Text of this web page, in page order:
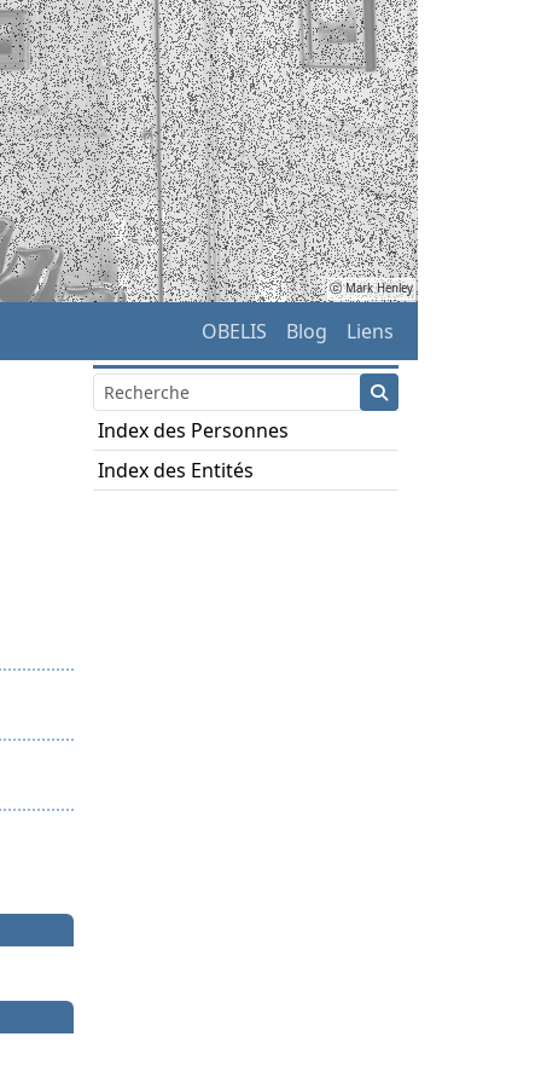
ⓒ Mark Henley
OBELIS Blog Liens
Index des Personnes
Index des Entités